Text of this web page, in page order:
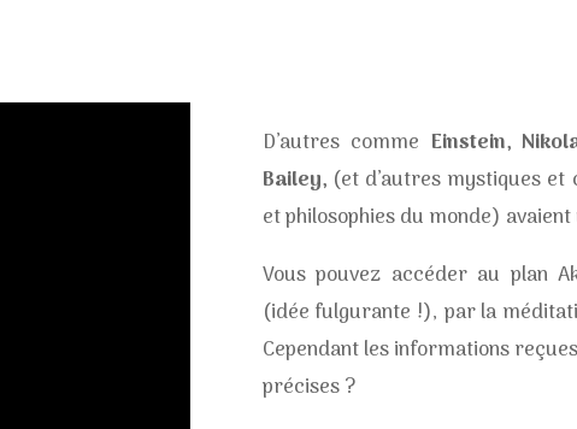
D’autres comme Einstein,
Bailey, (et d’autres mystiques
et philosophies du monde)
Vous pouvez accéder au plan
(idée fulgurante !), par la
Cependant les informations
précises ?